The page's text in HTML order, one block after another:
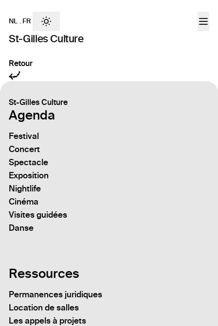
St-Gilles Culture
NL . FR
Retour
St-Gilles Culture
Agenda
Festival
Concert
Spectacle
Exposition
Nightlife
Cinéma
Visites guidées
Danse
Ressources
Permanences juridiques
Location de salles
Les appels à projets